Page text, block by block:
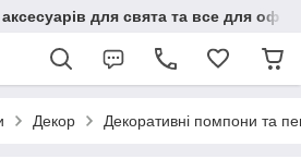
для свята та все для
Декор Декоративні помпони та